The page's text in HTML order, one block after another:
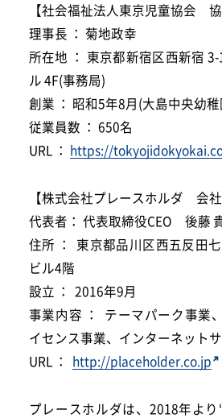
【社会福祉法人東京児童協会 協
理事長 ： 菊地政幸
所在地 ： 東京都新宿区西新宿
ル 4F(事務局)
創業 ： 昭和5年8月(大島中央幼稚
従業員数 ： 650名
URL ： https://
【株式会社プレースホルダ 会社
代表者： 代表取締役CEO 後藤
住所 ： 東京都品川区西五反田
ビル4階
設立 ： 2016年9月
事業内容 ： テーマパーク事業
イセンス事業、インターネット
URL ： http://placeholder.co.jp
プレースホルダは、2018年よ